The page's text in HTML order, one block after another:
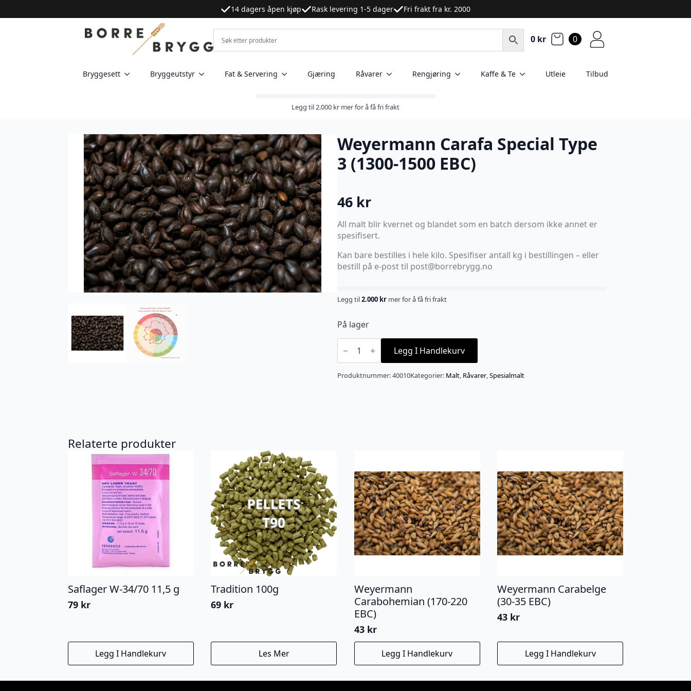
14 dagers åpen kjøp Rask levering 1-5 dager Fri frakt fra kr. 2000
0 kr 0
Bryggesett Bryggeutstyr Fat & Servering Gjæring Råvarer Rengjøring Kaffe & Te Utleie Tilbud
Legg til2.000 kr mer for å få fri frakt
Weyermann Carafa Special Type
3 (1300-1500 EBC)
46 kr
All malt blir kvernet og blandet som en batch dersom ikke annet er
spesifisert.
Kan bare bestilles i hele kilo. Spesifiser antall kg i bestillingen – eller
bestill på e-post til post@borrebrygg.no
Legg til2.000 kr mer for å få fri frakt
På lager
Weyermann
Carafa
Type
3
Legg I Handlekurv
Produktnummer:40010Kategorier: Malt, Råvarer,Spesialmalt
Relaterte produkter
Saflager W-34/70 11,5 g
79 kr
Legg I Handlekurv
Tradition 100g
69 kr
Les Mer
Weyermann
Carabohemian (170-220
EBC)
43 kr
Legg I Handlekurv
Weyermann Carabelge
(30-35 EBC)
43 kr
Legg I Handlekurv